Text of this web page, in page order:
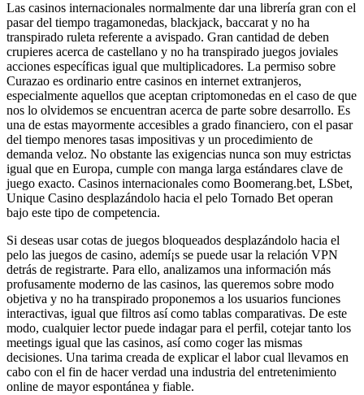
Las casinos internacionales normalmente dar una librería gran con el
pasar del tiempo tragamonedas, blackjack, baccarat y no ha
transpirado ruleta referente a avispado. Gran cantidad de deben
crupieres acerca de castellano y no ha transpirado juegos joviales
acciones específicas igual que multiplicadores. La permiso sobre
Curazao es ordinario entre casinos en internet extranjeros,
especialmente aquellos que aceptan criptomonedas en el caso de que
nos lo olvidemos se encuentran acerca de parte sobre desarrollo. Es
una de estas mayormente accesibles a grado financiero, con el pasar
del tiempo menores tasas impositivas y un procedimiento de
demanda veloz. No obstante las exigencias nunca son muy estrictas
igual que en Europa, cumple con manga larga estándares clave de
juego exacto. Casinos internacionales como Boomerang.bet, LSbet,
Unique Casino desplazándolo hacia el pelo Tornado Bet operan
bajo este tipo de competencia.
Si deseas usar cotas de juegos bloqueados desplazándolo hacia el
pelo las juegos de casino, ademí¡s se puede usar la relación VPN
detrás de registrarte. Para ello, analizamos una información más
profusamente moderno de las casinos, las queremos sobre modo
objetiva y no ha transpirado proponemos a los usuarios funciones
interactivas, igual que filtros así­ como tablas comparativas. De este
modo, cualquier lector puede indagar para el perfil, cotejar tanto los
meetings igual que las casinos, así­ como coger las mismas
decisiones. Una tarima creada de explicar el labor cual llevamos en
cabo con el fin de hacer verdad una industria del entretenimiento
online de mayor espontánea y fiable.